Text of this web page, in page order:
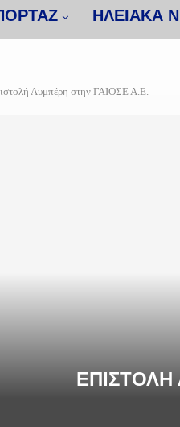
ΗΛΕΙΑΚΑ
Λυμπέρη στην ΓΑΙΟΣΕ Α.Ε.